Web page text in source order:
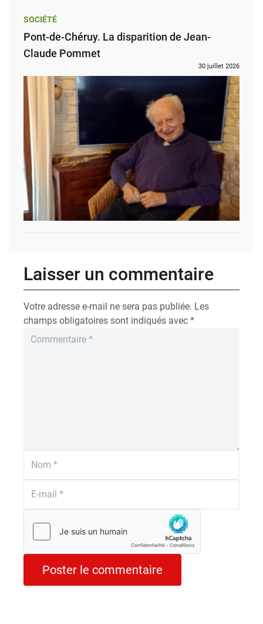
SOCIÉTÉ
Pont-de-Chéruy. La disparition de Jean-
Claude Pommet
30 juillet 2026
Laisser un commentaire
Votre adresse e-mail ne sera pas publiée. Les
champs obligatoires sont indiqués avec *